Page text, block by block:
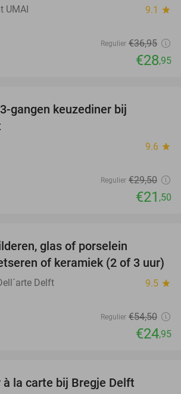
UMAI 9.1 star
Regulier €36,95
€28,95
gangen keuzediner bij
9.6 star
Regulier €29,50
€21 ,50
glas of porselein
of keramiek (2 of 3 uur)
Delft 9.5 star
Regulier €54,50
€24,95
à la carte bij Bregje Delft